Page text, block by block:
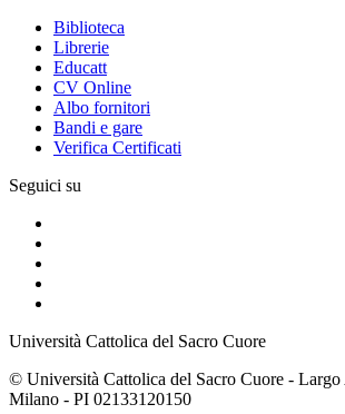
Biblioteca
Librerie
Educatt
CV Online
Albo fornitori
Bandi e gare
Verifica Certificati
Seguici su
Università Cattolica del Sacro Cuore
© Università Cattolica del Sacro Cuore -
Milano - PI 02133120150